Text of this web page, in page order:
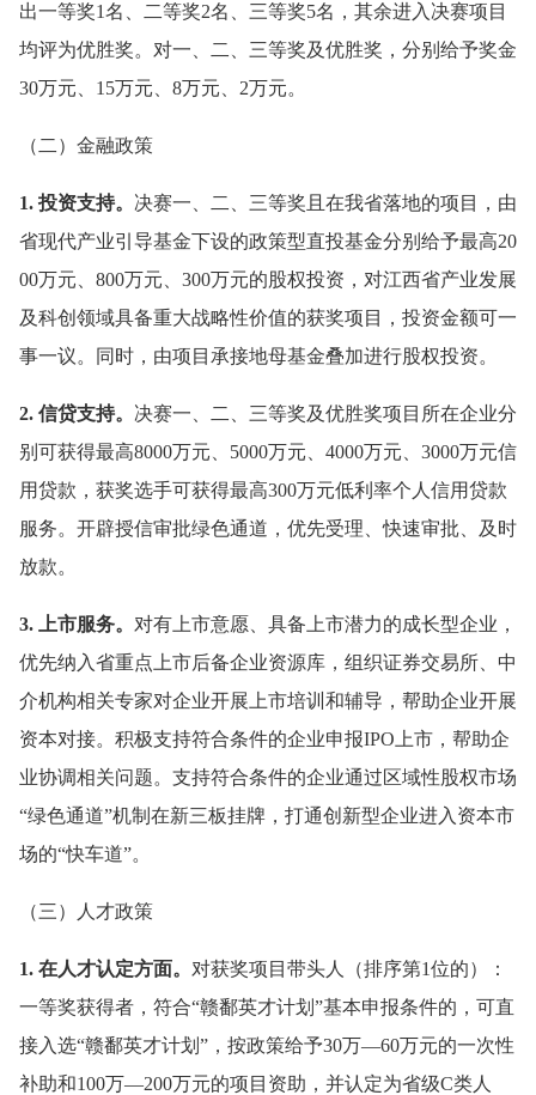
出一等奖1名、二等奖2名、三等奖5名，其余进入决赛项目
均评为优胜奖。对一、二、三等奖及优胜奖，分别给予奖金
30万元、15万元、8万元、2万元。
（二）金融政策
1. 投资支持。 决赛一、二、三等奖且在我省落地的项目，由
省现代产业引导基金下设的政策型直投基金分别给予最高20
00万元、800万元、300万元的股权投资，对江西省产业发展
及科创领域具备重大战略性价值的获奖项目，投资金额可一
事一议。同时，由项目承接地母基金叠加进行股权投资。
2. 信贷支持。 决赛一、二、三等奖及优胜奖项目所在企业分
别可获得最高8000万元、5000万元、4000万元、3000万元信
用贷款，获奖选手可获得最高300万元低利率个人信用贷款
服务。开辟授信审批绿色通道，优先受理、快速审批、及时
放款。
3. 上市服务。 对有上市意愿、具备上市潜力的成长型企业，
优先纳入省重点上市后备企业资源库，组织证券交易所、中
介机构相关专家对企业开展上市培训和辅导，帮助企业开展
资本对接。积极支持符合条件的企业申报IPO上市，帮助企
业协调相关问题。支持符合条件的企业通过区域性股权市场
“绿色通道”机制在新三板挂牌，打通创新型企业进入资本市
场的“快车道”。
（三）人才政策
1. 在人才认定方面。 对获奖项目带头人（排序第1位的）：
一等奖获得者，符合“赣鄱英才计划”基本申报条件的，可直
接入选“赣鄱英才计划”，按政策给予30万—60万元的一次性
补助和100万—200万元的项目资助，并认定为省级C类人